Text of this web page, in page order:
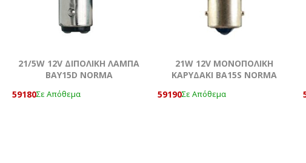
21/5W 12V ΔΙΠΟΛΙΚΗ ΛΑΜΠΑ
BAY15D NORMA
59180Σε Απόθεμα
21W 12V MONOΠΟΛΙΚΗ
ΚΑΡΥΔΑΚΙ ΒΑ15S NORMA
59190Σε Απόθεμα